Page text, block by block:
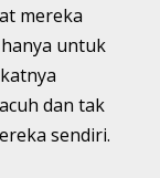
mereka
untuk
dan tak
sendiri.